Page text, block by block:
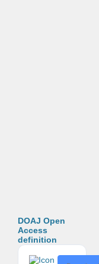
DOAJ Open
Access
definition